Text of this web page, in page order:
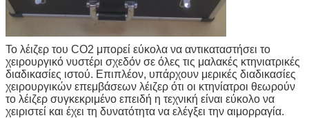
Το λέιζερ του CO2 μπορεί εύκολα να αντικαταστήσει το
χειρουργικό νυστέρι σχεδόν σε όλες τις μαλακές κτηνιατρικές
διαδικασίες ιστού. Επιπλέον, υπάρχουν μερικές διαδικασίες
χειρουργικών επεμβάσεων λέιζερ ότι οι κτηνίατροι θεωρούν
το λέιζερ συγκεκριμένο επειδή η τεχνική είναι εύκολο να
χειριστεί και έχει τη δυνατότητα να ελέγξει την αιμορραγία.